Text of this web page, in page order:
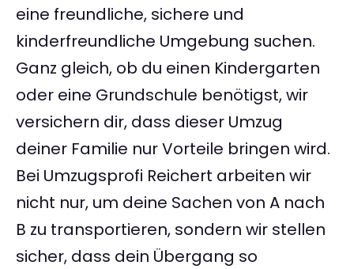
eine freundliche, sichere und
kinderfreundliche Umgebung suchen.
Ganz gleich, ob du einen Kindergarten
oder eine Grundschule benötigst, wir
versichern dir, dass dieser Umzug
deiner Familie nur Vorteile bringen wird.
Bei Umzugsprofi Reichert arbeiten wir
nicht nur, um deine Sachen von A nach
B zu transportieren, sondern wir stellen
sicher, dass dein Übergang so